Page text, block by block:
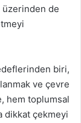
de
biri,
ve çevre
hem toplumsal
dikkat çekmeyi